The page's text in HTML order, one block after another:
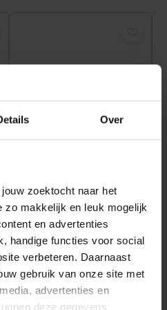
Over
zoektocht naar het
zo makkelijk en leuk mogelijk
en advertenties
handige functies voor social
verbeteren. Daarnaast
gebruik van onze site met
advertenties en
deze gegevens
€79,00
OORSTEKERS
TITANIUM VERGULD
Direct leverbaar, 1
werkdag